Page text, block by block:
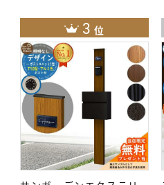
3 位